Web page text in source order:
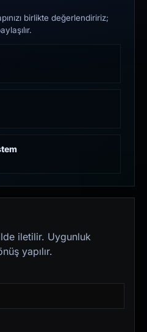
birlikte değerlendiririz;
iletilir. Uygunluk
yapılır.